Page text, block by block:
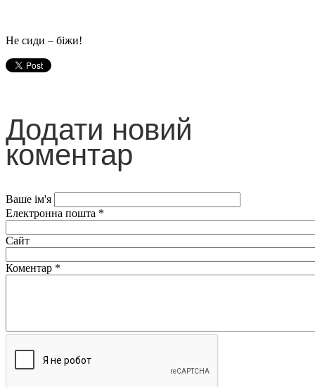
Не сиди – біжи!
Додати новий
коментар
Ваше ім'я
Електронна пошта *
Сайт
Коментар *